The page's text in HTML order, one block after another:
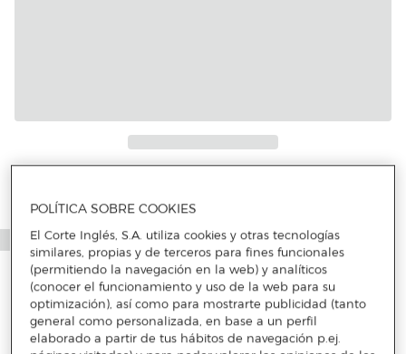
POLÍTICA SOBRE COOKIES
El Corte Inglés, S.A. utiliza cookies y otras tecnologías
similares, propias y de terceros para fines funcionales
(permitiendo la navegación en la web) y analíticos
(conocer el funcionamiento y uso de la web para su
optimización), así como para mostrarte publicidad (tanto
general como personalizada, en base a un perfil
elaborado a partir de tus hábitos de navegación p.ej.